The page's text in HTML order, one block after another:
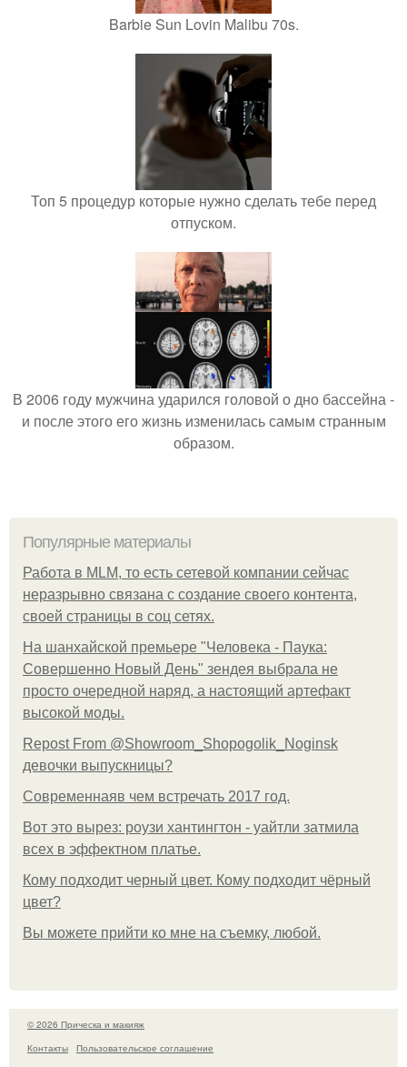
Barbie Sun Lovin Malibu 70s.
Топ 5 процедур которые нужно сделать тебе перед
отпуском.
В 2006 году мужчина ударился головой о дно бассейна -
и после этого его жизнь изменилась самым странным
образом.
Популярные материалы
Работа в MLM, то есть сетевой компании сейчас
неразрывно связана с создание своего контента,
своей страницы в соц сетях.
На шанхайской премьере "Человека - Паука:
Совершенно Новый День" зендея выбрала не
просто очередной наряд, а настоящий артефакт
высокой моды.
Repost From @Showroom_Shopogolik_Noginsk
девочки выпускницы?
Современнаяв чем встречать 2017 год.
Вот это вырез: роузи хантингтон - уайтли затмила
всех в эффектном платьe.
Кому подходит черный цвет. Кому подходит чёрный
цвет?
Вы можете прийти ко мне на съемку, любой.
© 2026 Прическа и макияж
Контакты
Пользовательское соглашение